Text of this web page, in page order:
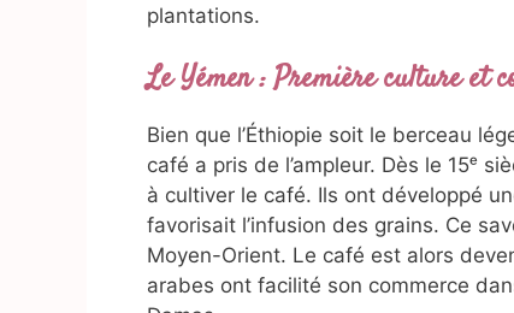
plantations.
Le Yémen : Première culture et
Bien que l’Éthiopie soit le berceau
café a pris de l’ampleur. Dès le 15ᵉ
à cultiver le café. Ils ont développé
favorisait l’infusion des grains. Ce
Moyen-Orient. Le café est alors
arabes ont facilité son commerce